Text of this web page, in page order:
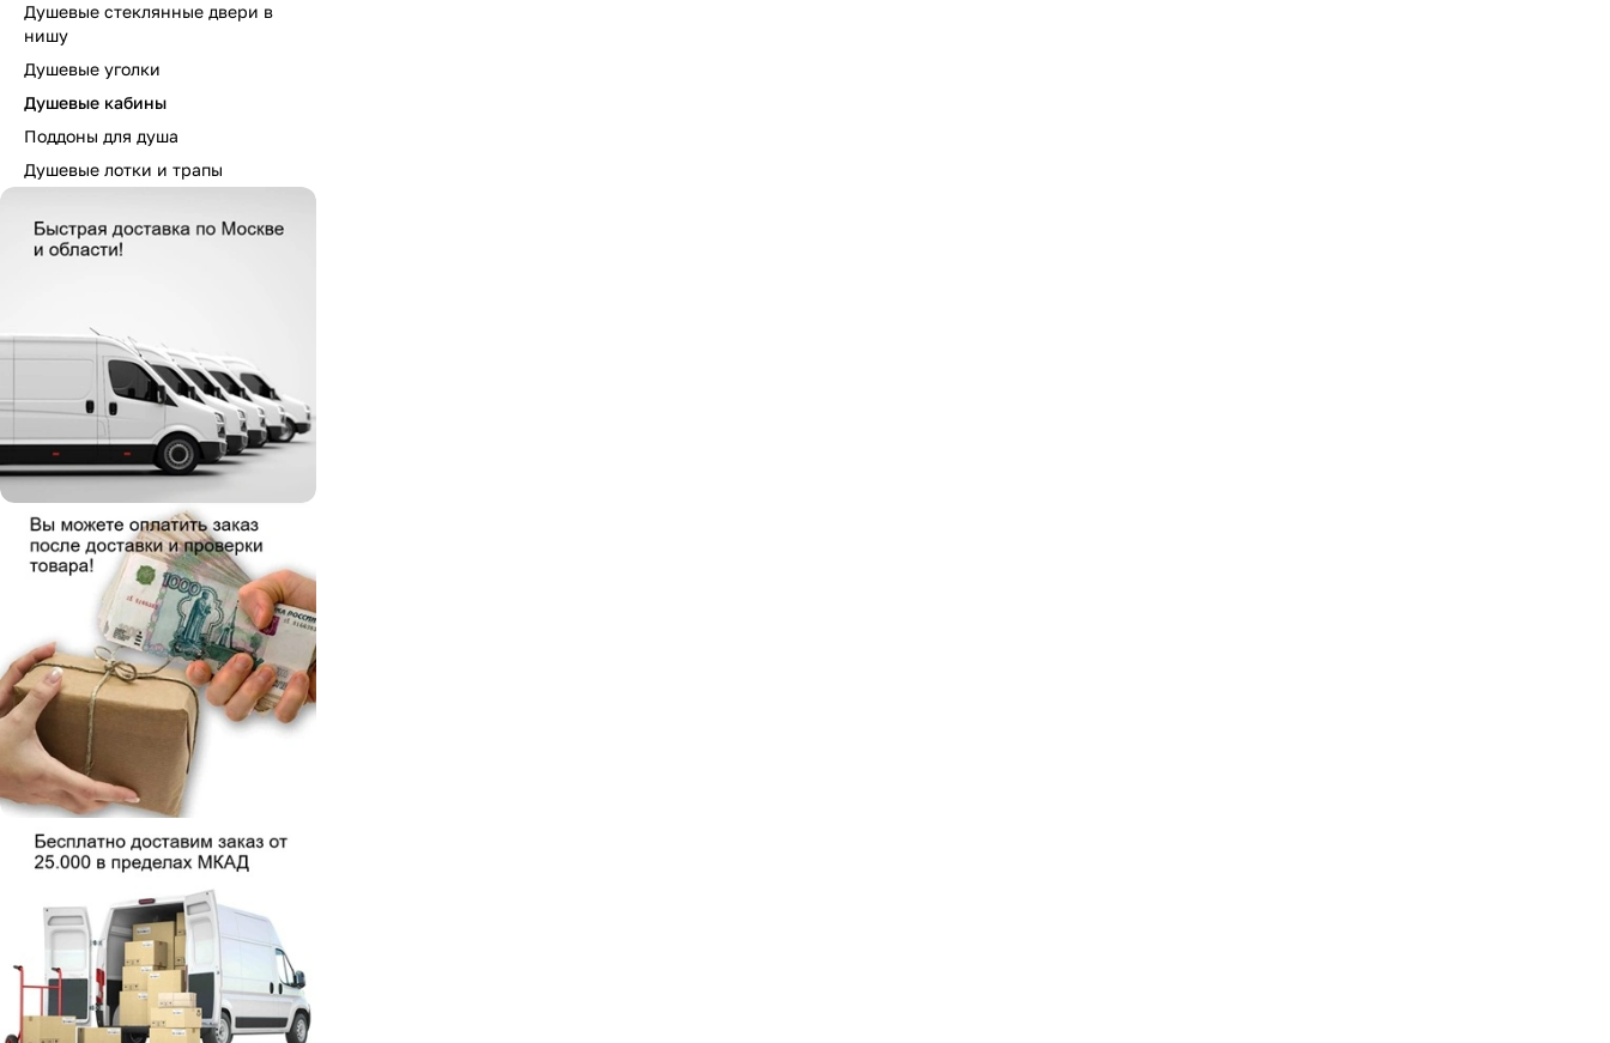
Душевые стеклянные двери в
нишу
Душевые уголки
Душевые кабины
Поддоны для душа
Душевые лотки и трапы